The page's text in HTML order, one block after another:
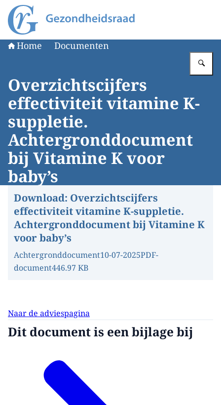
Naar de homepage van Gezondheidsraad
Home Documenten
Overzichtscijfers
effectiviteit vitamine K-
suppletie.
Achtergronddocument
bij Vitamine K voor
baby’s
Download: Overzichtscijfers
effectiviteit vitamine K-suppletie.
Achtergronddocument bij Vitamine K
voor baby’s
Achtergronddocument10-07-2025PDF-
document446.97 KB
Naar de adviespagina
Dit document is een bijlage bij